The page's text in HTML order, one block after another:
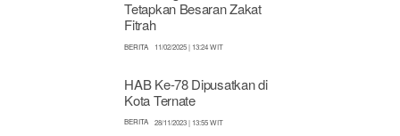
Tetapkan Besaran Zakat
Fitrah
BERITA 11/02/2025 | 13:24 WIT
HAB Ke-78 Dipusatkan di
Kota Ternate
BERITA 28/11/2023 | 13:55 WIT